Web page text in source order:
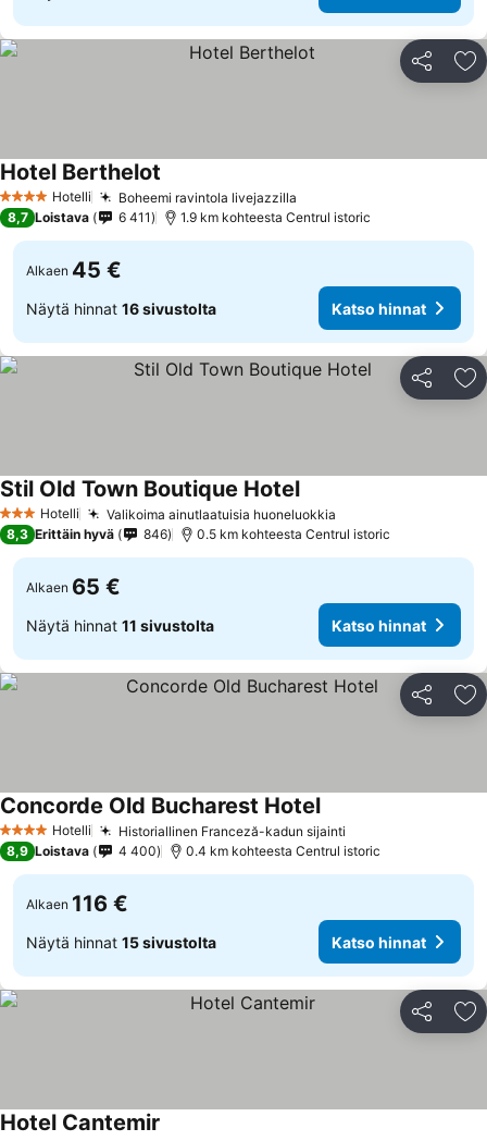
Jaa
4 Tähtiluokitus
Hotelli Boheemi ravintola livejazzilla
Hotel Berthelot
8,7 Loistava 6 411 1.9 km kohteesta Centrul istoric
Alkaen 45 €
Näytä hinnat 16 sivustolta Katso hinnat
Jaa
3 Tähtiluokitus
Hotelli Valikoima ainutlaatuisia huoneluokkia
Stil Old Town Boutique Hotel
8,3 Erittäin hyvä 846 0.5 km kohteesta Centrul istoric
Alkaen 65 €
Näytä hinnat 11 sivustolta Katso hinnat
Jaa
4 Tähtiluokitus
Hotelli Historiallinen Franceză-kadun sijainti
Concorde Old Bucharest Hotel
8,9 Loistava 4 400 0.4 km kohteesta Centrul istoric
Alkaen 116 €
Näytä hinnat 15 sivustolta Katso hinnat
Jaa
Hotel Cantemir